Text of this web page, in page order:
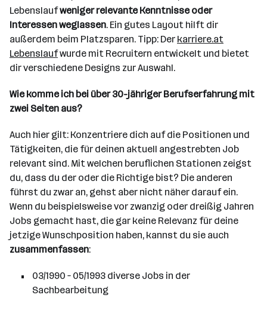
Lebenslaufweniger relevante Kenntnisse oder
Interessen weglassen. Ein gutes Layout hilft dir
außerdem beim Platzsparen. Tipp: Der karriere.at
Lebenslaufwurde mit Recruitern entwickelt und bietet
dir verschiedene Designs zur Auswahl.
Wie komme ich bei über 30-jähriger Berufserfahrung mit
zwei Seiten aus?
Auch hier gilt: Konzentriere dich auf die Positionen und
Tätigkeiten, die für deinen aktuell angestrebten Job
relevant sind. Mit welchen beruflichen Stationen zeigst
du, dass du der oder die Richtige bist? Die anderen
führst du zwar an, gehst aber nicht näher darauf ein.
Wenn du beispielsweise vor zwanzig oder dreißig Jahren
Jobs gemacht hast, die gar keine Relevanz für deine
jetzige Wunschposition haben, kannst du sie auch
zusammenfassen:
03/1990 – 05/1993 diverse Jobs in der
Sachbearbeitung